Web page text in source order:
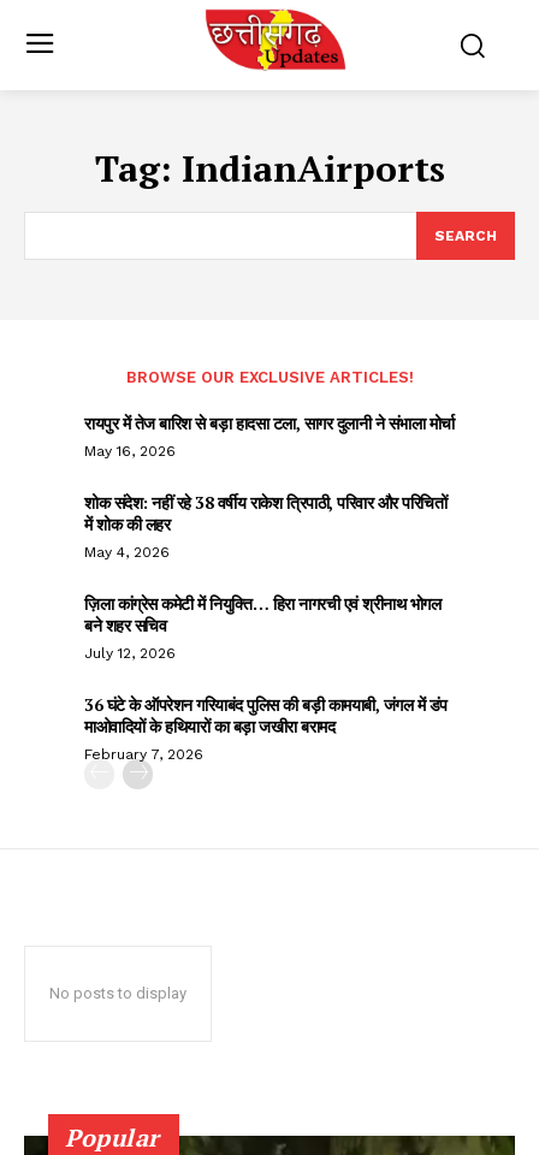
Tag: IndianAirports
SEARCH
BROWSE OUR EXCLUSIVE ARTICLES!
रायपुर में तेज बारिश से बड़ा हादसा टला, सागर दुलानी ने संभाला मोर्चा
May 16, 2026
शोक संदेश: नहीं रहे 38 वर्षीय राकेश त्रिपाठी, परिवार और परिचितों
में शोक की लहर
May 4, 2026
ज़िला कांग्रेस कमेटी में नियुक्ति… हिरा नागरची एवं श्रीनाथ भोगल
बने शहर सचिव
July 12, 2026
36 घंटे के ऑपरेशन गरियाबंद पुलिस की बड़ी कामयाबी, जंगल में डंप
माओवादियों के हथियारों का बड़ा जखीरा बरामद
February 7, 2026
No posts to display
Popular